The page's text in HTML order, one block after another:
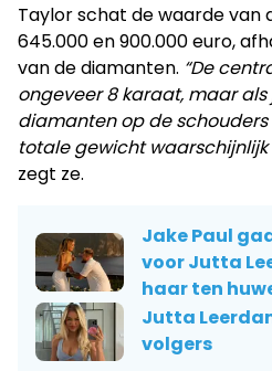
Taylor schat de waarde van
645.000 en 900.000 euro,
van de diamanten. “De
ongeveer 8 karaat, maar als
diamanten op de
totale gewicht waarschijnlijk
zegt ze.
Jake Paul
voor Jutta
haar ten
Jutta
volgers